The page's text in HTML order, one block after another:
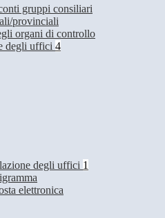
gruppi consiliari
provinciali
organi di controllo
degli uffici 4
degli uffici 1
elettronica